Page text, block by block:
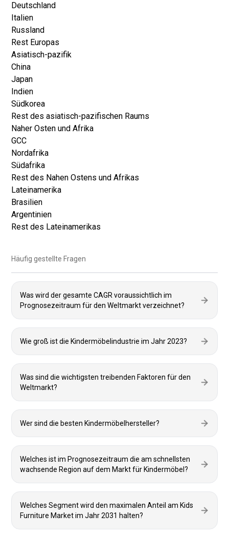
Deutschland
Italien
Russland
Rest Europas
Asiatisch-pazifik
China
Japan
Indien
Südkorea
Rest des asiatisch-pazifischen Raums
Naher Osten und Afrika
GCC
Nordafrika
Südafrika
Rest des Nahen Ostens und Afrikas
Lateinamerika
Brasilien
Argentinien
Rest des Lateinamerikas
Häufig gestellte Fragen
Was wird der gesamte CAGR voraussichtlich im
Prognosezeitraum für den Weltmarkt verzeichnet?
Wie groß ist die Kindermöbelindustrie im Jahr 2023?
Was sind die wichtigsten treibenden Faktoren für den
Weltmarkt?
Wer sind die besten Kindermöbelhersteller?
Welches ist im Prognosezeitraum die am schnellsten
wachsende Region auf dem Markt für Kindermöbel?
Welches Segment wird den maximalen Anteil am Kids
Furniture Market im Jahr 2031 halten?